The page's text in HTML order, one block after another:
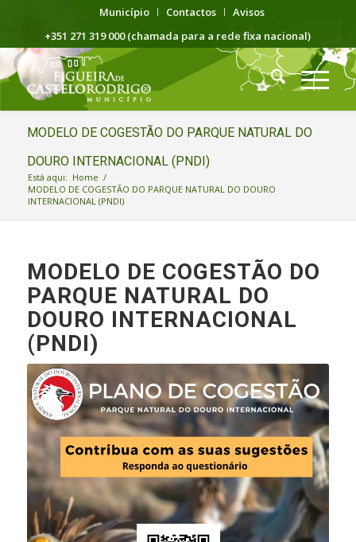
Município Contactos
Avisos
+351 271 319 000 (chamada para a rede fixa nacional)
MODELO DE COGESTÃO DO PARQUE NATURAL DO
DOURO INTERNACIONAL (PNDI)
Está aqui: Home /
MODELO DE COGESTÃO DO PARQUE NATURAL DO DOURO
INTERNACIONAL (PNDI)
MODELO DE COGESTÃO DO
PARQUE NATURAL DO
DOURO INTERNACIONAL
(PNDI)